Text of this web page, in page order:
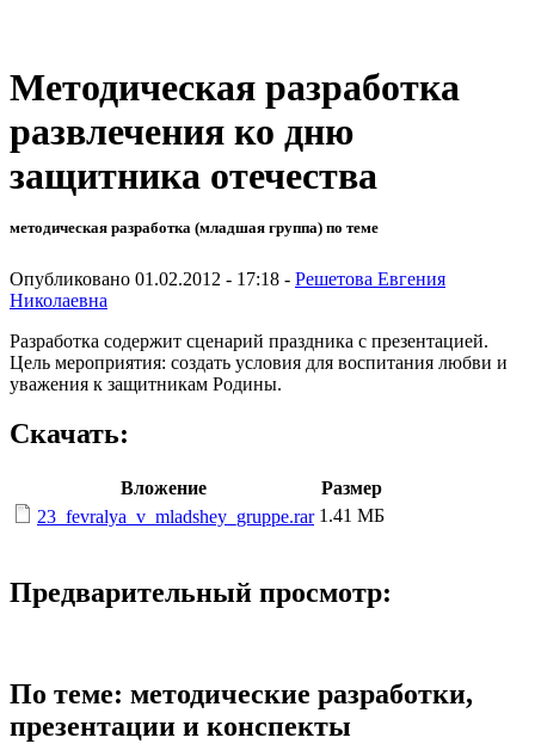
Методическая разработка
развлечения ко дню
защитника отечества
методическая разработка (младшая группа) по теме
Опубликовано 01.02.2012 - 17:18 - Решетова Евгения
Николаевна
Разработка содержит сценарий праздника с презентацией.
Цель мероприятия: создать условия для воспитания любви и
уважения к защитникам Родины.
Скачать:
Вложение
Размер
23_fevralya_v_mladshey_gruppe.rar 1.41 МБ
Предварительный просмотр:
По теме: методические разработки,
презентации и конспекты